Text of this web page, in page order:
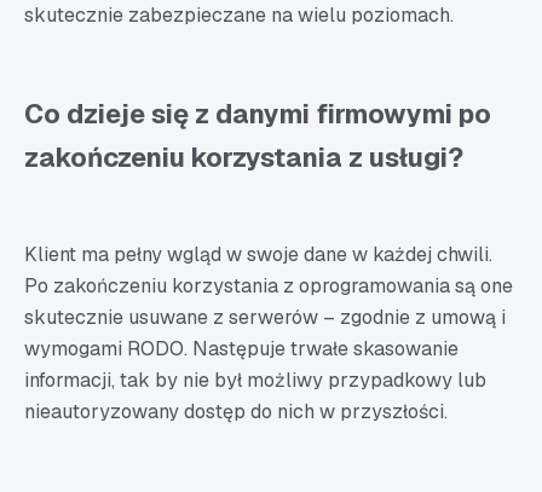
skutecznie zabezpieczane na wielu poziomach.
Co dzieje się z danymi firmowymi po
zakończeniu korzystania z usługi?
Klient ma pełny wgląd w swoje dane w każdej chwili.
Po zakończeniu korzystania z oprogramowania są one
skutecznie usuwane z serwerów – zgodnie z umową i
wymogami RODO. Następuje trwałe skasowanie
informacji, tak by nie był możliwy przypadkowy lub
nieautoryzowany dostęp do nich w przyszłości.